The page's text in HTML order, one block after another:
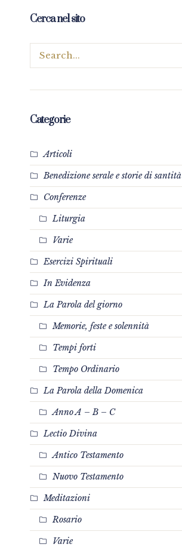
Cerca nel sito
Categorie
Articoli
Benedizione serale e storie di santità
Conferenze
Liturgia
Varie
Esercizi Spirituali
In Evidenza
La Parola del giorno
Memorie, feste e solennità
Tempi forti
Tempo Ordinario
La Parola della Domenica
Anno A – B – C
Lectio Divina
Antico Testamento
Nuovo Testamento
Meditazioni
Rosario
Varie